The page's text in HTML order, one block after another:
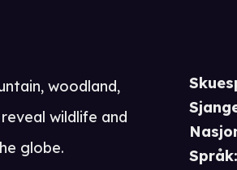
Språk:
woodland,
wildlife and
globe.